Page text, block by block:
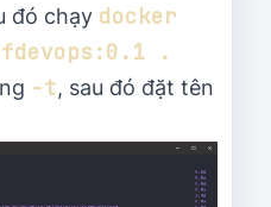
đó chạy docker
.
-t, sau đó đặt tên